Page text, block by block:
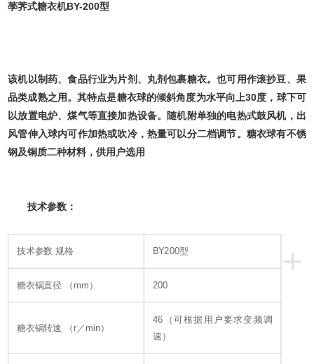
荸荠式糖衣机BY-200型
该机以制药、食品行业为片剂、丸剂包裹糖衣。也可用作滚抄豆、果
品类成熟之用。其特点是糖衣球的倾斜角度为水平向上30度，球下可
以放置电炉、煤气等直接加热设备。随机附单独的电热式鼓风机，出
风管伸入球内可作加热或吹冷，热量可以分二档调节。糖衣球有不锈
钢及铜质二种材料，供用户选用
技术参数：
+
技术参数 规格 BY200型
糖衣锅直径 （mm） 200
糖衣锅转速 （r／min）
46（可根据用户要求变频调
速）